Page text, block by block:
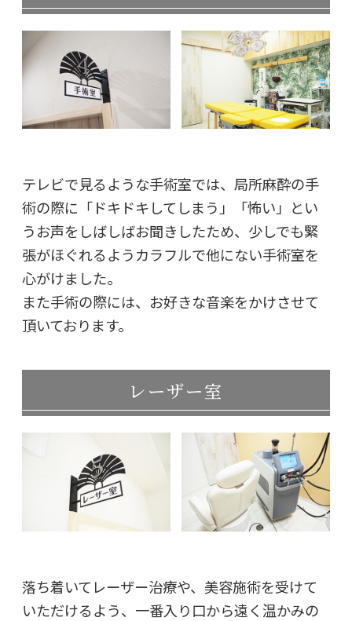
テレビで見るような手術室では、局所麻酔の手
術の際に「ドキドキしてしまう」「怖い」とい
うお声をしばしばお聞きしたため、少しでも緊
張がほぐれるようカラフルで他にない手術室を
心がけました。
また手術の際には、お好きな音楽をかけさせて
頂いております。
レーザー室
落ち着いてレーザー治療や、美容施術を受けて
いただけるよう、一番入り口から遠く温かみの